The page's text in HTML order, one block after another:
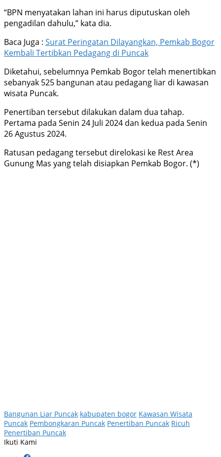
“BPN menyatakan lahan ini harus diputuskan oleh
pengadilan dahulu,” kata dia.
Baca Juga : Surat Peringatan Dilayangkan, Pemkab Bogor
Kembali Tertibkan Pedagang di Puncak
Diketahui, sebelumnya Pemkab Bogor telah menertibkan
sebanyak 525 bangunan atau pedagang liar di kawasan
wisata Puncak.
Penertiban tersebut dilakukan dalam dua tahap.
Pertama pada Senin 24 Juli 2024 dan kedua pada Senin
26 Agustus 2024.
Ratusan pedagang tersebut direlokasi ke Rest Area
Gunung Mas yang telah disiapkan Pemkab Bogor. (*)
Bangunan Liar Puncak kabupaten bogor Kawasan Wisata
Puncak Pembongkaran Puncak Penertiban Puncak Ricuh
Penertiban Puncak
Ikuti Kami